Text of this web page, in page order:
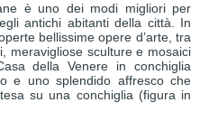
è uno dei modi migliori per
antichi abitanti della città. In
bellissime opere d’arte, tra
meravigliose sculture e mosaici
della Venere in conchiglia
e uno splendido affresco che
su una conchiglia (figura in